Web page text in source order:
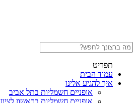
תפריט
עמוד הבית
איך להגיע אלינו
אופניים חשמליות בתל אביב
אופניים חשמליות בראשון לציון